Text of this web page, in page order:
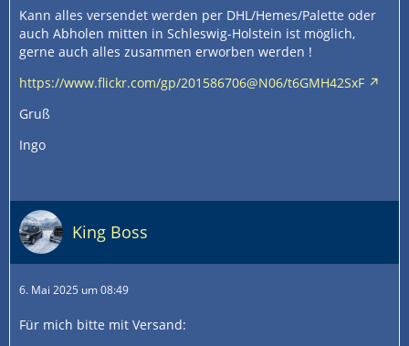
Kann alles versendet werden per DHL/Hemes/Palette oder
auch Abholen mitten in Schleswig-Holstein ist möglich,
gerne auch alles zusammen erworben werden !
https://www.flickr.com/gp/201586706@N06/t6GMH42SxF
Gruß
Ingo
King Boss
6. Mai 2025 um 08:49
Für mich bitte mit Versand: